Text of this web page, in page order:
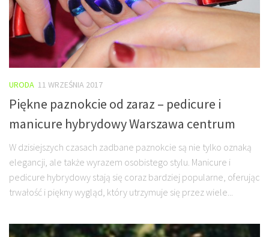
URODA 11 WRZEŚNIA 2017
Piękne paznokcie od zaraz – pedicure i
manicure hybrydowy Warszawa centrum
W dzisiejszych czasach zadbane paznokcie są nie tylko oznaką
elegancji, ale także wyrazem osobistego stylu. Manicure i
pedicure hybrydowy stają się coraz bardziej popularne, oferując
trwałość i piękny wygląd, który utrzymuje się przez wiele...